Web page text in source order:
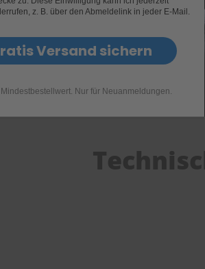
z. B. über den Abmeldelink in jeder E-Mail.
Versand sichern
Nur für Neuanmeldungen.